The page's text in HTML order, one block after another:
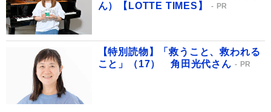
ん）【LOTTE TIMES】
PR
【特別読物】「救うこと、救われる
こと」（17） 角田光代さん
PR